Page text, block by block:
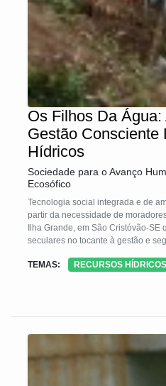
Os Filhos Da
Gestão Consciente
Hídricos
Sociedade para o Avanço
Ecosófico
Tecnologia social integrada e de
partir da necessidade de
Ilha Grande, em São Cristóvão-
seculares no tocante à gestão e
sistemas de captação de água da
das dificuldades locais em
TEMAS: RECURSOS HÍDRICOS